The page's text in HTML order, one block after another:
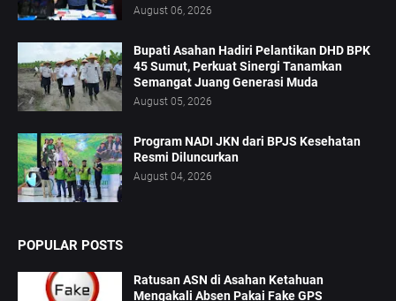
August 06, 2026
Bupati Asahan Hadiri Pelantikan DHD BPK
45 Sumut, Perkuat Sinergi Tanamkan
Semangat Juang Generasi Muda
August 05, 2026
Program NADI JKN dari BPJS Kesehatan
Resmi Diluncurkan
August 04, 2026
POPULAR POSTS
Ratusan ASN di Asahan Ketahuan
Mengakali Absen Pakai Fake GPS